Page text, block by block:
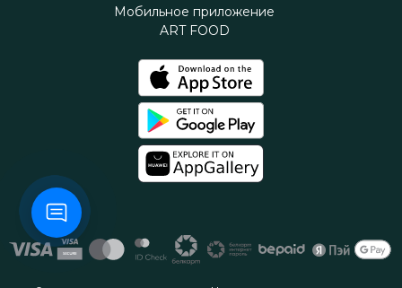
Мобильное приложение
ART FOOD